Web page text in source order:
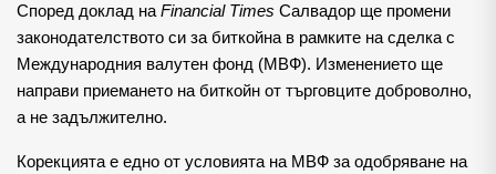
Според доклад на Financial Times Салвадор ще промени
законодателството си за биткойна в рамките на сделка с
Международния валутен фонд (МВФ). Изменението ще
направи приемането на биткойн от търговците доброволно,
а не задължително.
Корекцията е едно от условията на МВФ за одобряване на